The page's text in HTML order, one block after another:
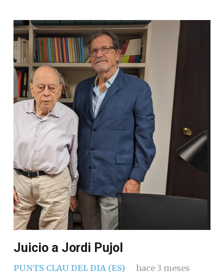
Juicio a Jordi Pujol
PUNTS CLAU DEL DIA (ES) hace 3 meses